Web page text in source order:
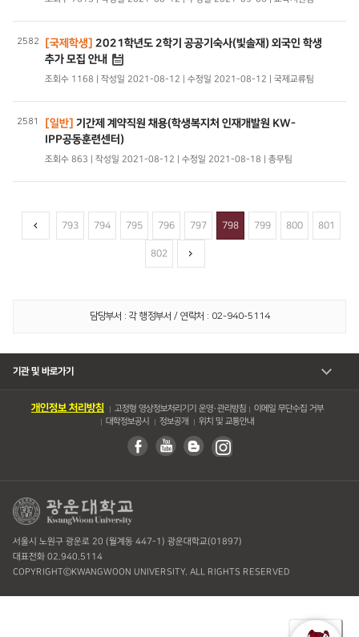
2582 [국제학생] 2021학년도 2학기 공공기숙사(빛솔재) 외국인 학생
추가 모집 안내
조회수 1168 | 작성일 2021-08-12 | 수정일 2021-08-12 | 국제교류팀
2581 [일반] 기간제 계약직원 채용(학생복지처 인재개발원 KW-
IPP공동훈련센터)
조회수 863 | 작성일 2021-08-12 | 수정일 2021-08-18 | 총무팀
793 794 795 796 797 798 799 800 801
802
담당부서 : 각 행정부서 / 연락처 : 02-940-5114
기관 및 바로가기
개인정보 처리방침 고정형 영상정보처리기기 운영・관리방침
이메일 무단수집 거부
대학정보공시
정보공개 위치 및 교통안내
서울시 노원구 광운로 20 (월계동 447-1) 광운대학교(01897)
대표전화 02.940.5114
COPYRIGHTⓒKWANGWOON UNIVERSITY. ALL RIGHTS RESERVED